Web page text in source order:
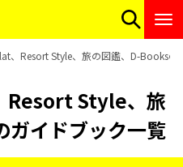
、Resort Style、旅の図鑑、D-Booksの
Resort Style、旅
イドブック一覧